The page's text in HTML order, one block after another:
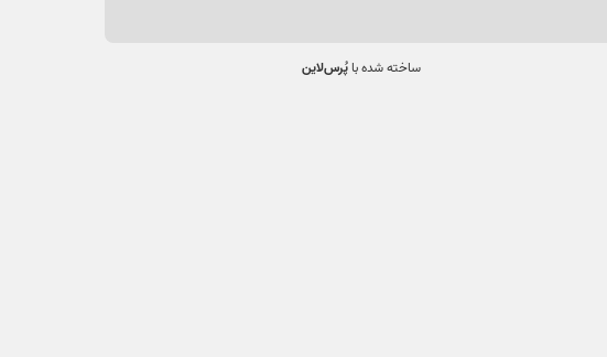
ساخته شده باپُرس‌لاین